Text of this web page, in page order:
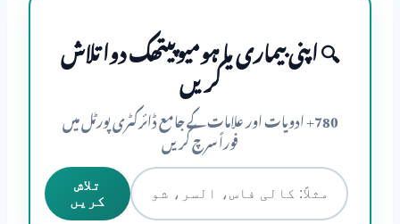
🔍 اپنی بیماری یا ہومیوپیتھک دوا تلاش
کریں
780+ ادویات اور علامات کے جامع ڈائرکٹری پورٹل میں
فوراً سرچ کریں
تلاش
کریں